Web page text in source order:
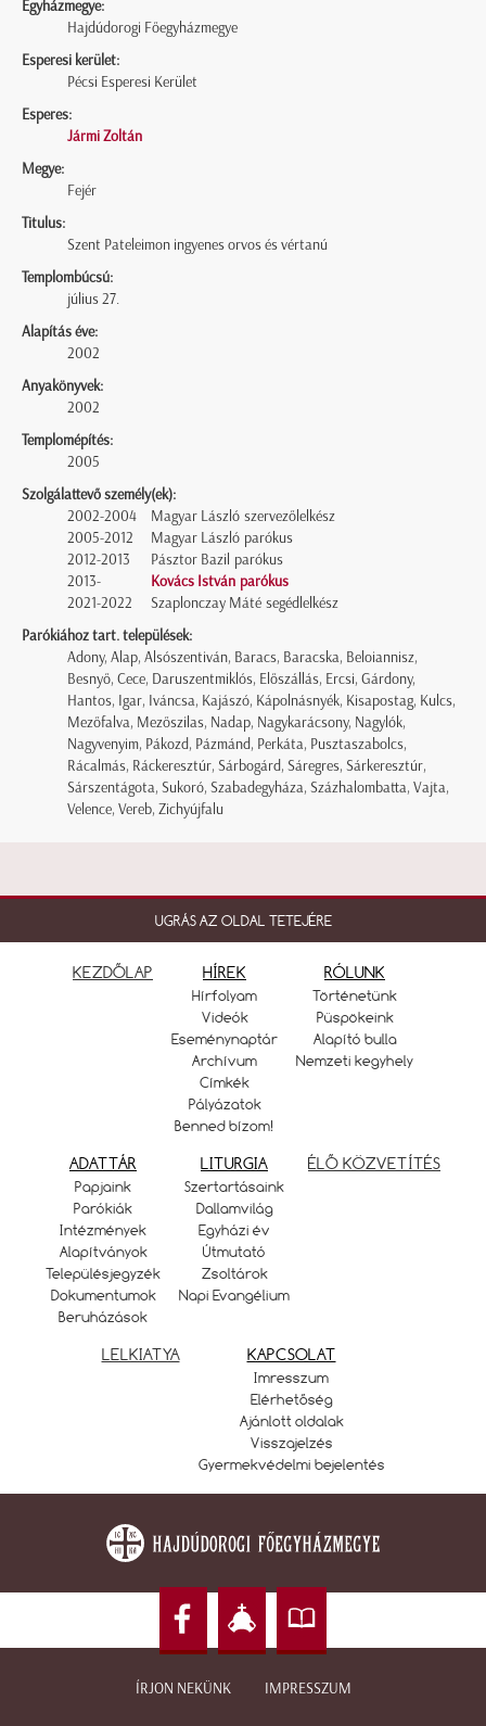
Egyházmegye:
Hajdúdorogi Főegyházmegye
Esperesi kerület:
Pécsi Esperesi Kerület
Esperes:
Jármi Zoltán
Megye:
Fejér
Titulus:
Szent Pateleimon ingyenes orvos és vértanú
Templombúcsú:
július 27.
Alapítás éve:
2002
Anyakönyvek:
2002
Templomépítés:
2005
Szolgálattevő személy(ek):
2002-2004
Magyar László szervezőlelkész
2005-2012
Magyar László parókus
2012-2013
Pásztor Bazil parókus
2013-
Kovács István parókus
2021-2022
Szaplonczay Máté segédlelkész
Parókiához tart. települések:
Adony, Alap, Alsószentiván, Baracs, Baracska, Beloiannisz,
Besnyő, Cece, Daruszentmiklós, Előszállás, Ercsi, Gárdony,
Hantos, Igar, Iváncsa, Kajászó, Kápolnásnyék, Kisapostag, Kulcs,
Mezőfalva, Mezőszilas, Nadap, Nagykarácsony, Nagylók,
Nagyvenyim, Pákozd, Pázmánd, Perkáta, Pusztaszabolcs,
Rácalmás, Ráckeresztúr, Sárbogárd, Sáregres, Sárkeresztúr,
Sárszentágota, Sukoró, Szabadegyháza, Százhalombatta, Vajta,
Velence, Vereb, Zichyújfalu
UGRÁS AZ OLDAL TETEJÉRE
KEZDŐLAP HÍREK
Hírfolyam
Videók
Eseménynaptár
Archívum
Címkék
Pályázatok
Benned bízom!
RÓLUNK
Történetünk
Püspökeink
Alapító bulla
Nemzeti kegyhely
ADATTÁR
Papjaink
Parókiák
Intézmények
Alapítványok
Településjegyzék
Dokumentumok
Beruházások
LITURGIA
Szertartásaink
Dallamvilág
Egyházi év
Útmutató
Zsoltárok
Napi Evangélium
ÉLŐ KÖZVETÍTÉS
LELKIATYA KAPCSOLAT
Imresszum
Elérhetőség
Ajánlott oldalak
Visszajelzés
Gyermekvédelmi bejelentés
ÍRJON NEKÜNK IMPRESSZUM